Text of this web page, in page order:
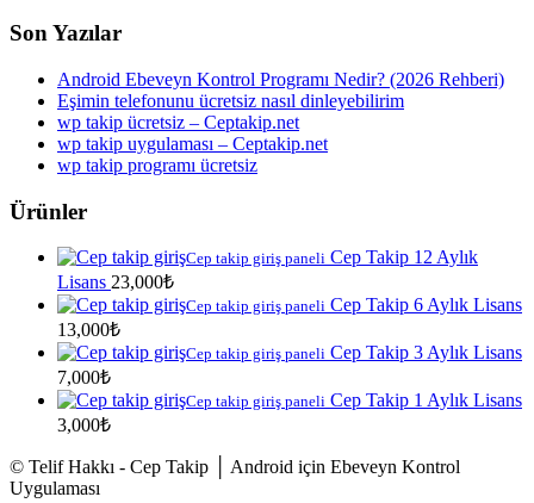
Son Yazılar
Android Ebeveyn Kontrol Programı Nedir? (2026 Rehberi)
Eşimin telefonunu ücretsiz nasıl dinleyebilirim
wp takip ücretsiz – Ceptakip.net
wp takip uygulaması – Ceptakip.net
wp takip programı ücretsiz
Ürünler
Cep takip giriş paneli Cep Takip 12 Aylık
Lisans 23,000₺
Cep takip giriş paneli Cep Takip 6 Aylık Lisans
13,000₺
Cep takip giriş paneli Cep Takip 3 Aylık Lisans
7,000₺
Cep takip giriş paneli Cep Takip 1 Aylık Lisans
3,000₺
© Telif Hakkı - Cep Takip │ Android için Ebeveyn Kontrol
Uygulaması